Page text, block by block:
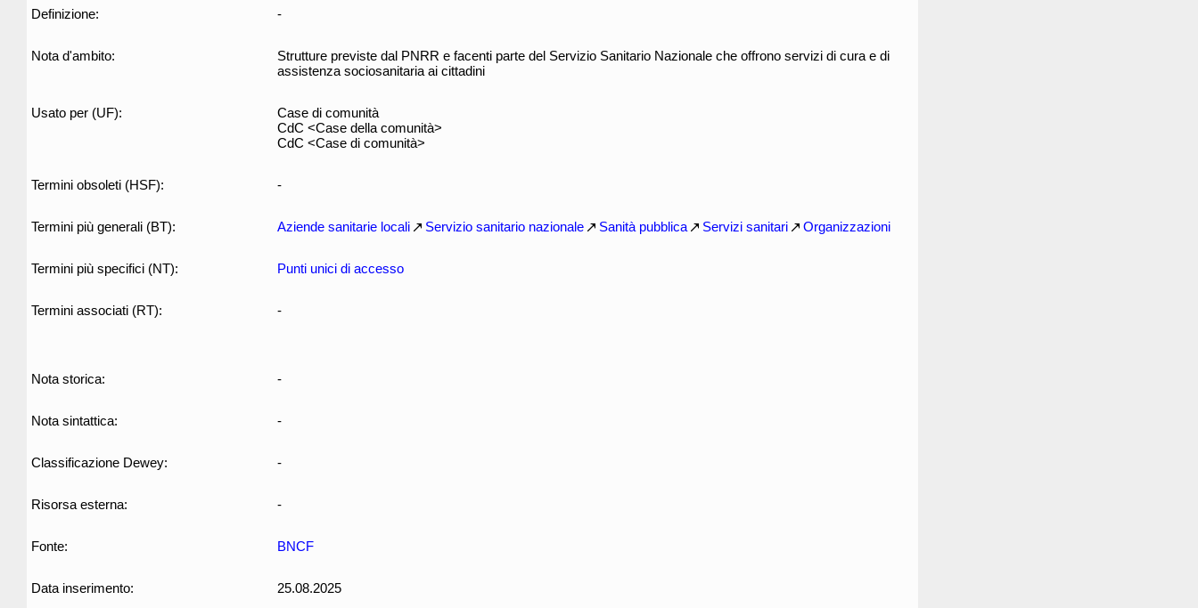
Definizione: -
Nota d'ambito:
Strutture previste dal PNRR e facenti parte del Servizio Sanitario Nazionale che offrono servizi di cura e di
assistenza sociosanitaria ai cittadini
Usato per (UF):
Case di comunità
CdC <Case della comunità>
CdC <Case di comunità>
Termini obsoleti (HSF): -
Termini più generali (BT): Aziende sanitarie locali Servizio sanitario nazionale Sanità pubblica Servizi sanitari Organizzazioni
Termini più specifici (NT): Punti unici di accesso
Termini associati (RT): -
Nota storica: -
Nota sintattica: -
Classificazione Dewey: -
Risorsa esterna: -
Fonte: BNCF
Data inserimento: 25.08.2025